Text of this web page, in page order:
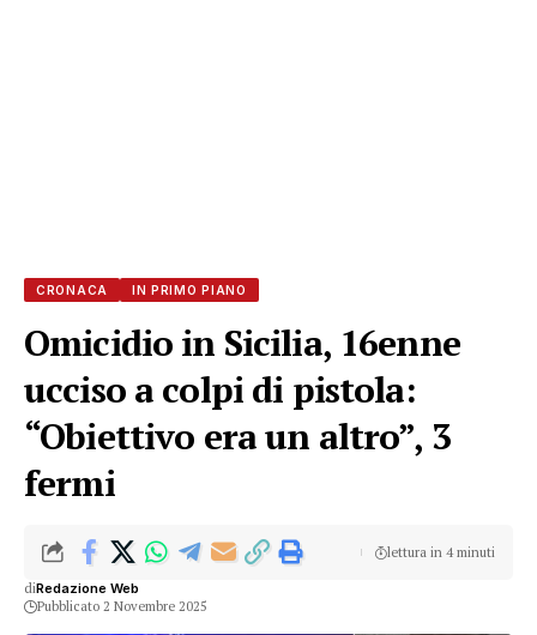
CRONACA IN PRIMO PIANO
Omicidio in Sicilia, 16enne
ucciso a colpi di pistola:
“Obiettivo era un altro”, 3
fermi
diRedazione Web
Pubblicato 2 Novembre 2025
lettura in 4 minuti